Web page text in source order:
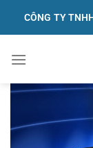
CÔNG TY